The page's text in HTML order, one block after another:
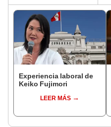
Experiencia laboral de
Keiko Fujimori
LEER MÁS